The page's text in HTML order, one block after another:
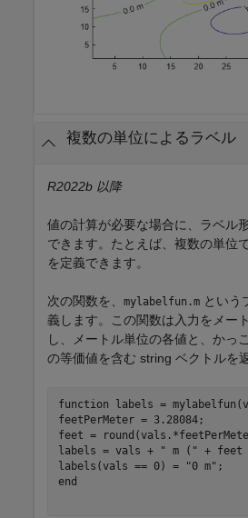
複数の単位によるラベル
R2022b 以降
値の計算が必要な場合に、ラベル
できます。たとえば、複数の単位
を定義できます。
次の関数を、 mylabelfun.m という
義します。この関数は入力をメー
し、メートル単位の各値と、かっ
の等価値を含む string ベクトルを
function labels =
feetPerMeter = 3.28084;
feet =
labels = vals +
" m (" + feet
labels(vals == 0) =
"0 m"
end